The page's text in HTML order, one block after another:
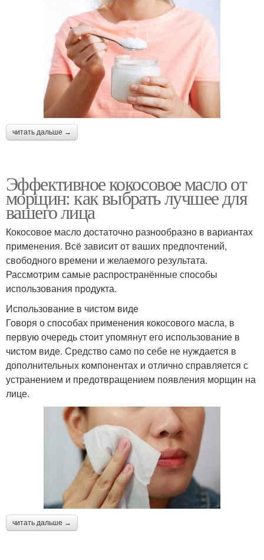
читать дальше →
Эффективное кокосовое масло от
морщин: как выбрать лучшее для
вашего лица
Кокосовое масло достаточно разнообразно в вариантах
применения. Всё зависит от ваших предпочтений,
свободного времени и желаемого результата.
Рассмотрим самые распространённые способы
использования продукта.
Использование в чистом виде
Говоря о способах применения кокосового масла, в
первую очередь стоит упомянут его использование в
чистом виде. Средство само по себе не нуждается в
дополнительных компонентах и отлично справляется с
устранением и предотвращением появления морщин на
лице.
читать дальше →